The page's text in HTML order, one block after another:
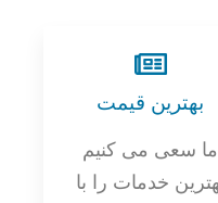
بهترین قیمت
ما سعی می کنیم
خدمات را با